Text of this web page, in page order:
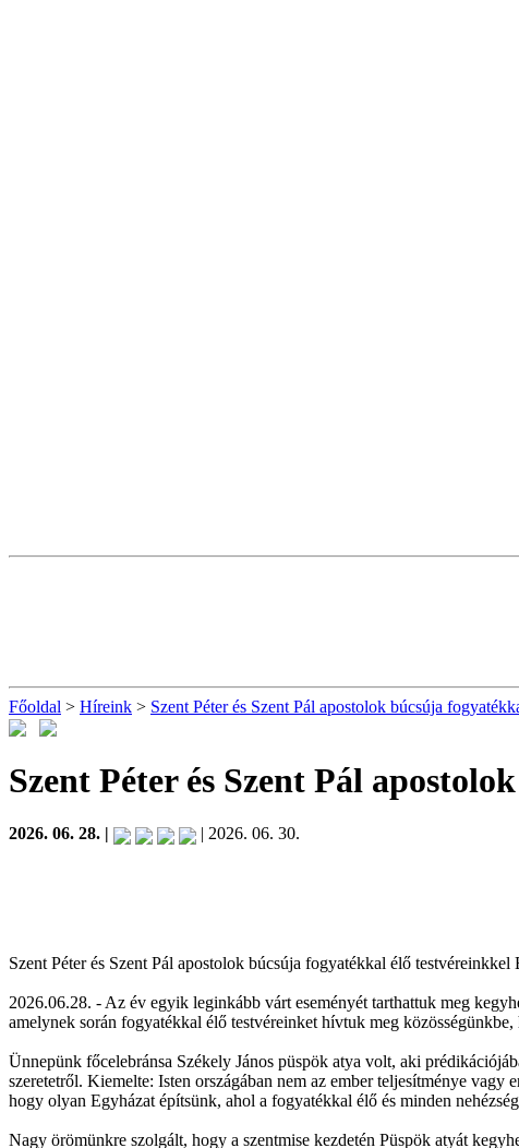
Főoldal > Híreink > Szent Péter és Szent Pál apostolok búcsúja
Szent Péter és Szent Pál
2026. 06. 28. | | 2026. 06. 30.
Szent Péter és Szent Pál apostolok búcsúja fogyatékkal élő testvéreinkkel
2026.06.28. - Az év egyik leginkább várt eseményét tarthattuk meg
amelynek során fogyatékkal élő testvéreinket hívtuk meg
Ünnepünk főcelebránsa Székely János püspök atya volt, aki
szeretetről. Kiemelte: Isten országában nem az ember teljesítménye
hogy olyan Egyházat építsünk, ahol a fogyatékkal élő és minden
Nagy örömünkre szolgált, hogy a szentmise kezdetén Püspök atyát